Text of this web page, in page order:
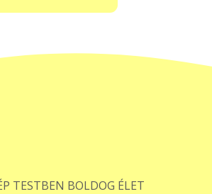
TESTBEN BOLDOG ÉLET